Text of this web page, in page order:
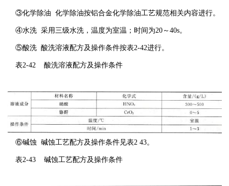
③化学除油 化学除油按铝合金化学除油工艺规范相关内容进行。
④水洗 采用三级水洗，温度为室温；时间为20～40s。
⑤酸洗 酸洗溶液配方及操作条件按表2-42进行。
表2-42 酸洗溶液配方及操作条件
⑥碱蚀 碱蚀工艺配方及操作条件见表2 43。
表2-43 碱蚀工艺配方及操作条件